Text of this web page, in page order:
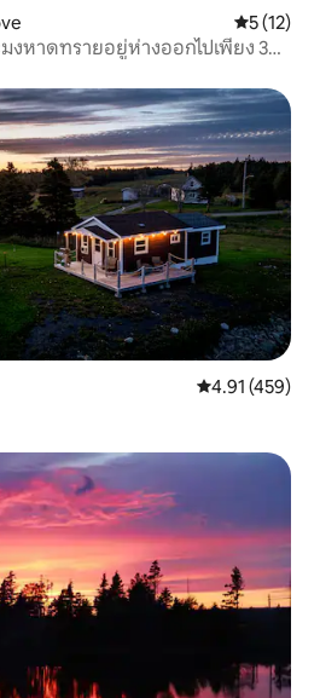
คะแนนเฉลี่
5 (12)
หาดทรายอยู่ห่างออกไปเพียง 30
คะแนนเฉลี่ย
4.91 (459)